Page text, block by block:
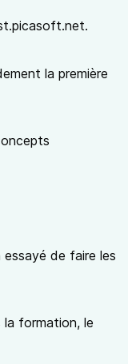
la première
de faire les
formation, le